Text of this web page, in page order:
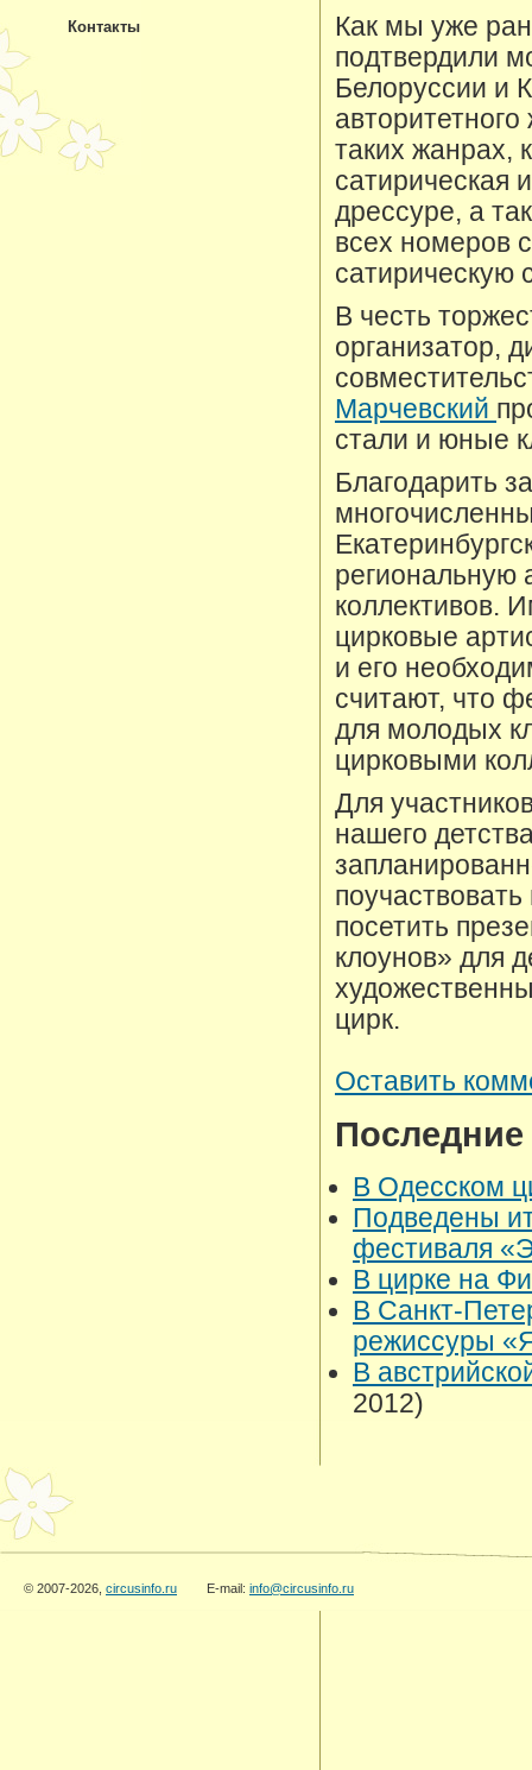
Как мы уже
подтвердили
Белоруссии и
таких жанрах,
сатирическая
дрессуре, а
всех номеров
сатирическую
В честь
организатор,
Марчевский
стали и юные
Благодарить
региональную
коллективов.
цирковые
и его
считают, что
для молодых
цирковыми
Для
нашего
посетить
клоунов» для
цирк.
Оставить
В Одесском
Подведены
фестиваля
В цирке на
В Санкт-
режиссуры
В
2012)
Контакты
© 2007-2026, circusinfo.ru E-mail: info@circusinfo.ru